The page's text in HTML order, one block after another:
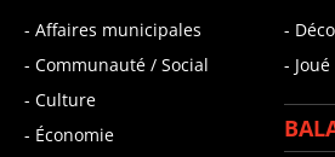
- Affaires municipales
- Communauté / Social
- Culture
- Économie
-
-